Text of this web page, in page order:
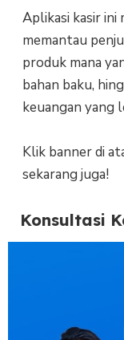
Aplikasi kasir
memantau
produk mana
bahan baku,
keuangan yang
Klik banner di
sekarang juga!
Konsultasi